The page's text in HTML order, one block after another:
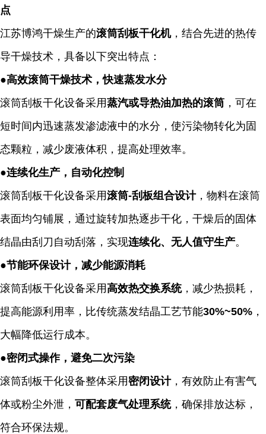
点
江苏博鸿干燥生产的滚筒刮板干化机，结合先进的热传
导干燥技术，具备以下突出特点：
●高效滚筒干燥技术，快速蒸发水分
滚筒刮板干化设备采用蒸汽或导热油加热的滚筒 ，可在
短时间内迅速蒸发渗滤液中的水分，使污染物转化为固
态颗粒，减少废液体积，提高处理效率。
●连续化生产，自动化控制
滚筒刮板干化设备采用滚筒-刮板组合设计，物料在滚筒
表面均匀铺展，通过旋转加热逐步干化，干燥后的固体
结晶由刮刀自动刮落，实现连续化、无人值守生产。
●节能环保设计，减少能源消耗
滚筒刮板干化设备采用高效热交换系统，减少热损耗，
提高能源利用率，比传统蒸发结晶工艺节能30%~50% ，
大幅降低运行成本。
●密闭式操作，避免二次污染
滚筒刮板干化设备整体采用密闭设计，有效防止有害气
体或粉尘外泄， 可配套废气处理系统，确保排放达标，
符合环保法规。